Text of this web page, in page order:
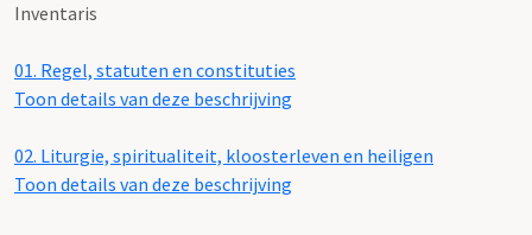
Inventaris
01. Regel, statuten en constituties
Toon details van deze beschrijving
02. Liturgie, spiritualiteit, kloosterleven en heiligen
Toon details van deze beschrijving